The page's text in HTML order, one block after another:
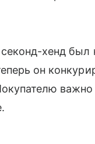
хенд
он